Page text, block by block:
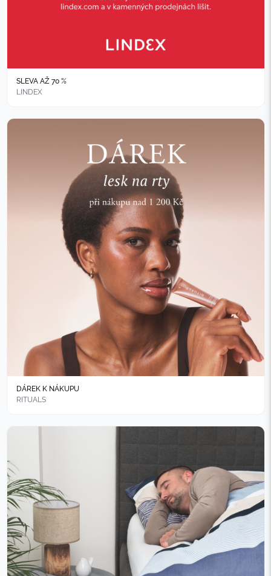
SLEVA AŽ 70 %
LINDEX
DÁREK K NÁKUPU
RITUALS